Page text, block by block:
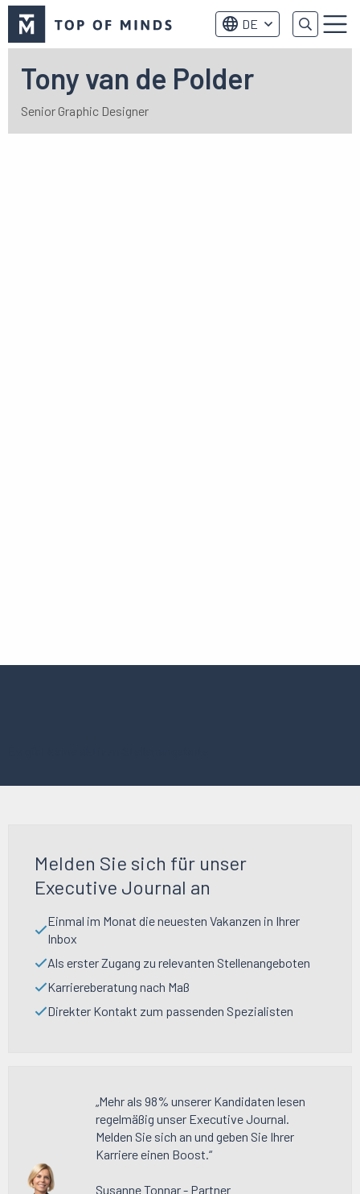
of
Minds
logo
DE Menu
Tony van de Polder
Senior Graphic Designer
Melden Sie sich für unser
Executive Journal an
Einmal im Monat die neuesten Vakanzen in Ihrer
Inbox
Als erster Zugang zu relevanten Stellenangeboten
Karriereberatung nach Maß
Direkter Kontakt zum passenden Spezialisten
„Mehr als 98% unserer Kandidaten lesen
regelmäßig unser Executive Journal.
Melden Sie sich an und geben Sie Ihrer
Karriere einen Boost.“
Susanne Tonnar - Partner